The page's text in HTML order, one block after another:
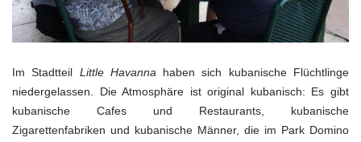
Im Stadtteil Little Havannahaben sich kubanische Flüchtlinge
niedergelassen. Die Atmosphäre ist original kubanisch: Es gibt
kubanische Cafes und Restaurants, kubanische
Zigarettenfabriken und kubanische Männer, die im Park Domino